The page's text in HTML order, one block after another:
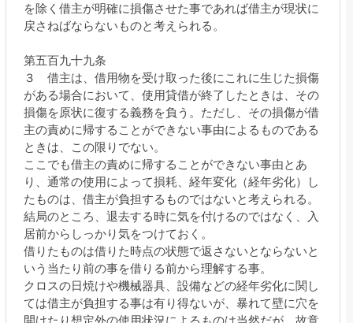
を除く借主が明確に損傷させた事であれば借主が現状に
戻さねばならないものと考えられる。
第五百九十九条
３ 借主は、借用物を受け取った後にこれに生じた損傷
がある場合において、使用貸借が終了したときは、その
損傷を原状に復する義務を負う。ただし、その損傷が借
主の責めに帰することができない事由によるものである
ときは、この限りでない。
ここでも借主の責めに帰することができない事由とあ
り、通常の使用によって損耗、経年変化（経年劣化）し
たものは、借主が負担するものではないと考えられる。
結局のところ、退去する時に気を付けるのではなく、入
居前からしっかり気をつけておく。
借りたものは借りた時点の状態で返さないとならないと
いう当たり前の事を借りる前から理解する事。
クロスの日焼けや機械器具、設備などの経年劣化に関し
ては借主が負担する事は有り得ないが、暴れて壁に穴を
開けたり想定外の使用状況によるものは当然だが、故意